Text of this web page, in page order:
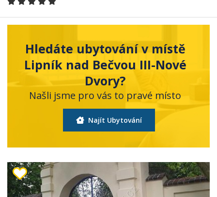
Hledáte ubytování v místě
Lipník nad Bečvou III-Nové
Dvory?
Našli jsme pro vás to pravé místo
Najít Ubytování